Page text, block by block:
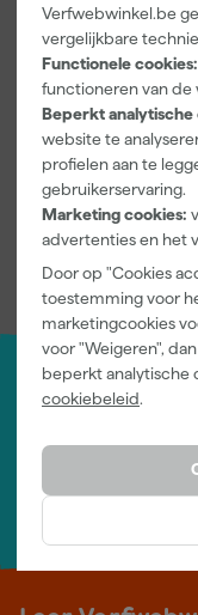
Verfwebwinkel.be
vergelijkbare
Functionele cookies:
functioneren van de
Beperkt analytische
website te
profielen aan te
gebruikerservaring.
Marketing cookies:
advertenties en het
Door op "Cookies
toestemming voor
marketingcookies
voor "Weigeren",
beperkt analytische
cookiebeleid.
voldoende volgen. En
vulmiddel niet goed
Levensduur
Professionele
professionele verf
jaar mee.De
en kozijnen is ook
binnenschilderwerk.
dien.
Jouw account
Nieuwsbrief
Inschrijven
Wij helpen je
Neem